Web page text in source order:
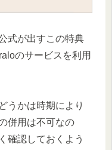
式が出すこの特典
のサービスを利用
うかは時期により
併用は不可なの
確認しておくよう